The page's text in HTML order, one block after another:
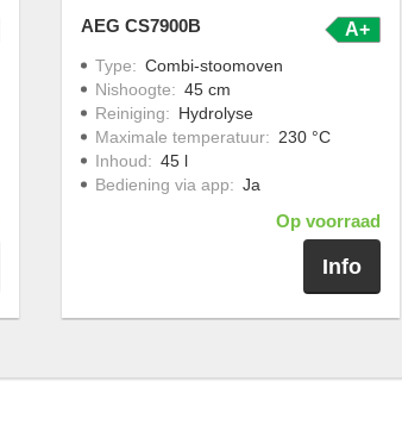
AEG CS7900B A+
Type: Combi-stoomoven
Nishoogte: 45 cm
Reiniging: Hydrolyse
Maximale temperatuur: 230 °C
Inhoud: 45 l
Bediening via app: Ja
Op voorraad
Info